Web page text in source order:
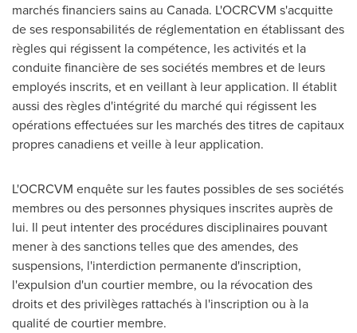
marchés financiers sains au Canada. L'OCRCVM s'acquitte
de ses responsabilités de réglementation en établissant des
règles qui régissent la compétence, les activités et la
conduite financière de ses sociétés membres et de leurs
employés inscrits, et en veillant à leur application. Il établit
aussi des règles d'intégrité du marché qui régissent les
opérations effectuées sur les marchés des titres de capitaux
propres canadiens et veille à leur application.
L'OCRCVM enquête sur les fautes possibles de ses sociétés
membres ou des personnes physiques inscrites auprès de
lui. Il peut intenter des procédures disciplinaires pouvant
mener à des sanctions telles que des amendes, des
suspensions, l'interdiction permanente d'inscription,
l'expulsion d'un courtier membre, ou la révocation des
droits et des privilèges rattachés à l'inscription ou à la
qualité de courtier membre.